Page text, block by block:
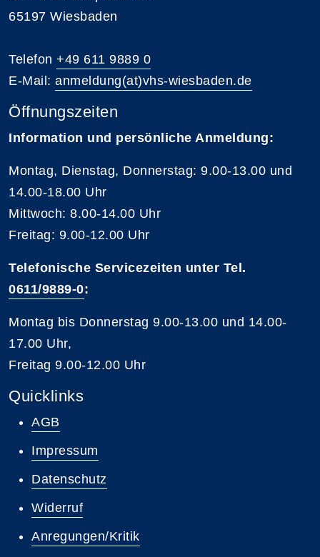
65197 Wiesbaden
Telefon +49 611 9889 0
E-Mail: anmeldung(at)vhs-wiesbaden.de
Öffnungszeiten
Information und persönliche Anmeldung:
Montag, Dienstag, Donnerstag: 9.00-13.00 und
14.00-18.00 Uhr
Mittwoch: 8.00-14.00 Uhr
Freitag: 9.00-12.00 Uhr
Telefonische Servicezeiten unter Tel.
0611/9889-0:
Montag bis Donnerstag 9.00-13.00 und 14.00-
17.00 Uhr,
Freitag 9.00-12.00 Uhr
Quicklinks
AGB
Impressum
Datenschutz
Widerruf
Anregungen/Kritik